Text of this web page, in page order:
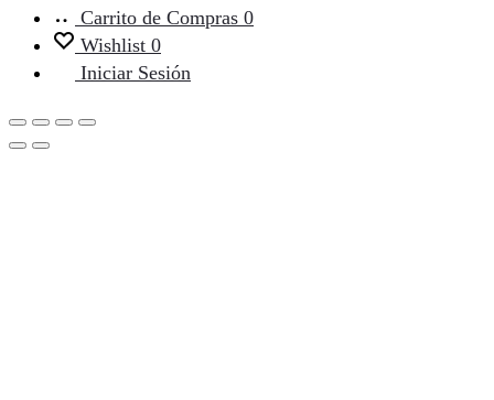
Carrito de Compras 0
Wishlist 0
Iniciar Sesión